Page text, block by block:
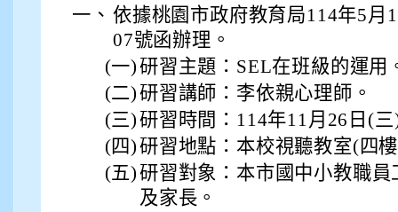
一、 依據桃園市政府教育局114年5月
07號函辦理。
(一)研習主題：SEL在班級的運用
(二)研習講師：李依親心理師。
(三)研習時間：114年11月26日(
(四)研習地點：本校視聽教室(四
(五)研習對象：本市國中小教職
及家長。